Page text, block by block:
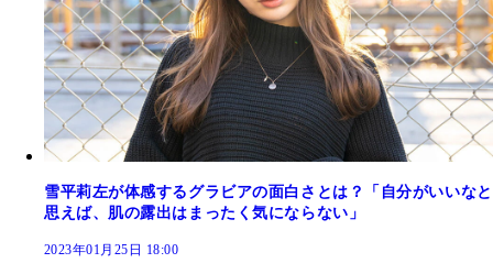
雪平莉左が体感するグラビアの面白さとは？「自分がいいなと
思えば、肌の露出はまったく気にならない」
2023年01月25日 18:00